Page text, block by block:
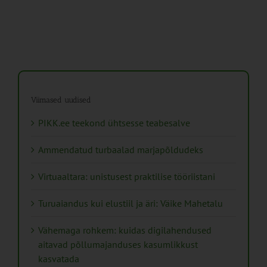
Viimased uudised
PIKK.ee teekond ühtsesse teabesalve
Ammendatud turbaalad marjapõldudeks
Virtuaaltara: unistusest praktilise tööriistani
Turuaiandus kui elustiil ja äri: Väike Mahetalu
Vähemaga rohkem: kuidas digilahendused
aitavad põllumajanduses kasumlikkust
kasvatada